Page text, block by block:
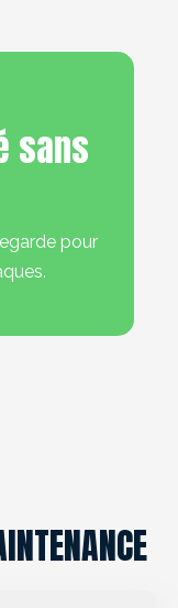
sans
pour